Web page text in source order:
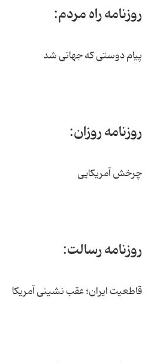
روزنامه راه مردم:
پیام دوستی که جهانی شد
روزنامه روزان:
چرخش آمریکایی
روزنامه رسالت:
قاطعیت ایران؛ عقب نشینی آمریکا